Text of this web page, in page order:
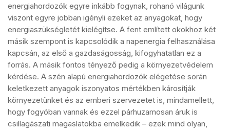
energiahordozók egyre inkább fogynak, rohanó világunk
viszont egyre jobban igényli ezeket az anyagokat, hogy
energiaszükségletét kielégítse. A fent említett okokhoz két
másik szempont is kapcsolódik a napenergia felhasználása
kapcsán, az első a gazdaságosság, kifogyhatatlan ez a
forrás. A másik fontos tényező pedig a környezetvédelem
kérdése. A szén alapú energiahordozók elégetése során
keletkezett anyagok iszonyatos mértékben károsítják
környezetünket és az emberi szervezetet is, mindamellett,
hogy fogyóban vannak és ezzel párhuzamosan áruk is
csillagászati magaslatokba emelkedik – ezek mind olyan,